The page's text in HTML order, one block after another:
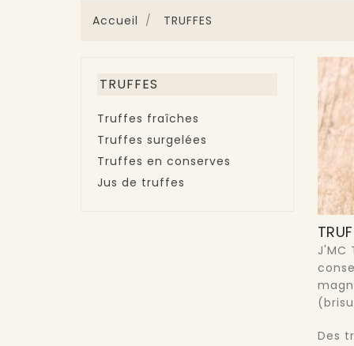
Accueil TRUFFES
TRUFFES
Truffes fraîches
Truffes surgelées
Truffes en conserves
Jus de truffes
Des